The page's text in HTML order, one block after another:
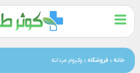
خانه» فروشگاه» وکیوم مردانه